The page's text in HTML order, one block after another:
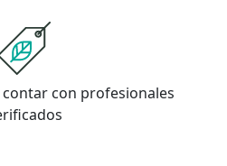
con profesionales